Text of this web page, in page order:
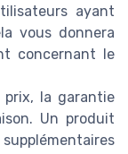
ayant
vous donnera
concernant le
prix, la garantie
Un produit